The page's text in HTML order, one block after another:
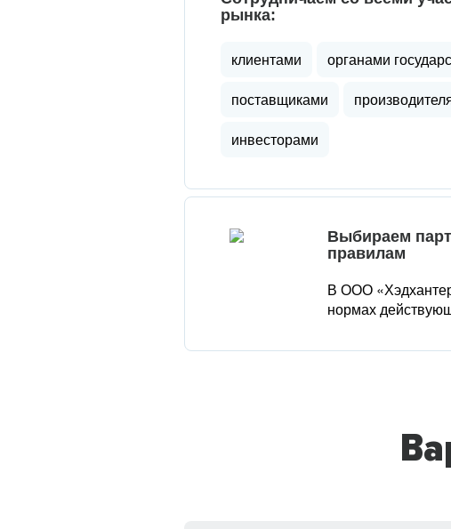
рынка:
клиентами
органами
поставщиками
инвесторами
Выбираем
правилам
В ООО
нормах